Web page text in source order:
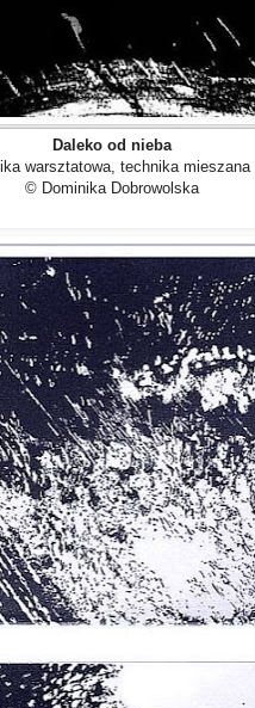
Daleko od nieba
warsztatowa, technika mieszana
© Dominika Dobrowolska